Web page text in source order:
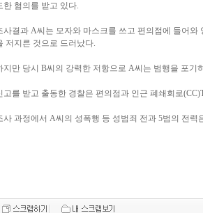
한 혐의를 받고 있다.
사결과 A씨는 모자와 마스크를 쓰고 편의점에 들어
저지른 것으로 드러났다.
지만 당시 B씨의 강력한 저항으로 A씨는 범행을 포기
고를 받고 출동한 경찰은 편의점과 인근 폐쇄회로
사 과정에서 A씨의 성폭행 등 성범죄 전과 5범의 전